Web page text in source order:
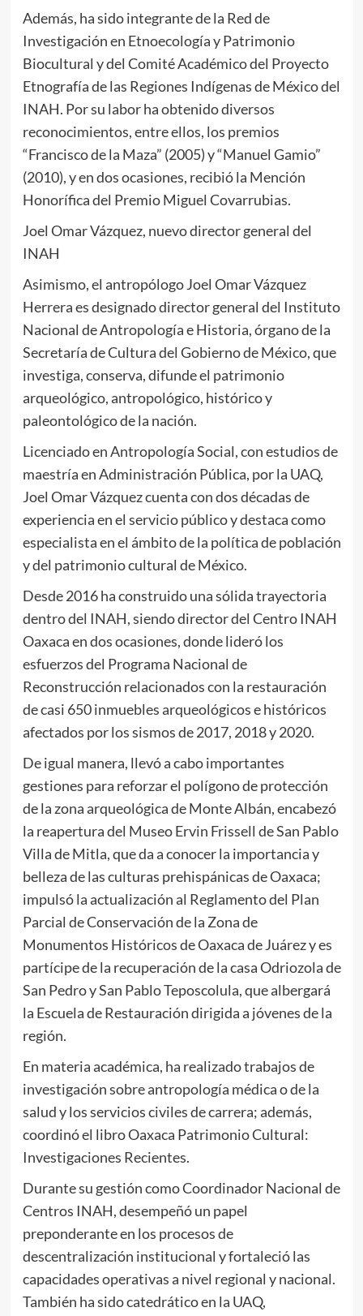
Además, ha sido integrante de la Red de
Investigación en Etnoecología y Patrimonio
Biocultural y del Comité Académico del Proyecto
Etnografía de las Regiones Indígenas de México del
INAH. Por su labor ha obtenido diversos
reconocimientos, entre ellos, los premios
“Francisco de la Maza” (2005) y “Manuel Gamio”
(2010), y en dos ocasiones, recibió la Mención
Honorífica del Premio Miguel Covarrubias.
Joel Omar Vázquez, nuevo director general del
INAH
Asimismo, el antropólogo Joel Omar Vázquez
Herrera es designado director general del Instituto
Nacional de Antropología e Historia, órgano de la
Secretaría de Cultura del Gobierno de México, que
investiga, conserva, difunde el patrimonio
arqueológico, antropológico, histórico y
paleontológico de la nación.
Licenciado en Antropología Social, con estudios de
maestría en Administración Pública, por la UAQ,
Joel Omar Vázquez cuenta con dos décadas de
experiencia en el servicio público y destaca como
especialista en el ámbito de la política de población
y del patrimonio cultural de México.
Desde 2016 ha construido una sólida trayectoria
dentro del INAH, siendo director del Centro INAH
Oaxaca en dos ocasiones, donde lideró los
esfuerzos del Programa Nacional de
Reconstrucción relacionados con la restauración
de casi 650 inmuebles arqueológicos e históricos
afectados por los sismos de 2017, 2018 y 2020.
De igual manera, llevó a cabo importantes
gestiones para reforzar el polígono de protección
de la zona arqueológica de Monte Albán, encabezó
la reapertura del Museo Ervin Frissell de San Pablo
Villa de Mitla, que da a conocer la importancia y
belleza de las culturas prehispánicas de Oaxaca;
impulsó la actualización al Reglamento del Plan
Parcial de Conservación de la Zona de
Monumentos Históricos de Oaxaca de Juárez y es
partícipe de la recuperación de la casa Odriozola de
San Pedro y San Pablo Teposcolula, que albergará
la Escuela de Restauración dirigida a jóvenes de la
región.
En materia académica, ha realizado trabajos de
investigación sobre antropología médica o de la
salud y los servicios civiles de carrera; además,
coordinó el libro Oaxaca Patrimonio Cultural:
Investigaciones Recientes.
Durante su gestión como Coordinador Nacional de
Centros INAH, desempeñó un papel
preponderante en los procesos de
descentralización institucional y fortaleció las
capacidades operativas a nivel regional y nacional.
También ha sido catedrático en la UAQ,